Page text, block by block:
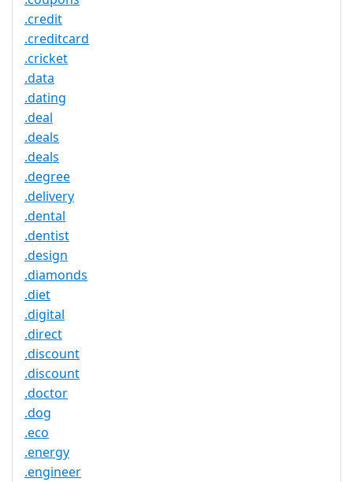
.credit
.creditcard
.cricket
.data
.dating
.deal
.deals
.deals
.degree
.delivery
.dental
.dentist
.design
.diamonds
.diet
.digital
.direct
.discount
.discount
.doctor
.dog
.eco
.energy
.engineer